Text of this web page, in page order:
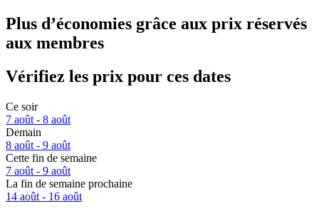
Plus d’économies grâce aux prix réservés
aux membres
Vérifiez les prix pour ces dates
Ce soir
7 août - 8 août
Demain
8 août - 9 août
Cette fin de semaine
7 août - 9 août
La fin de semaine prochaine
14 août - 16 août